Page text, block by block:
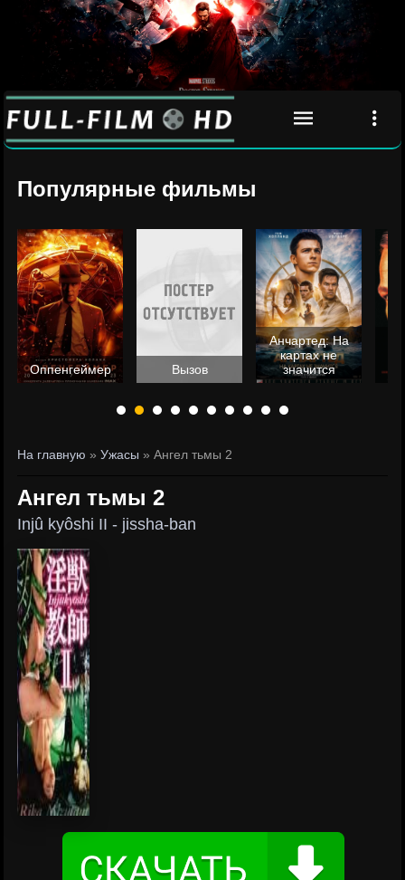
Популярные фильмы
Оппенгеймер Вызов
Анчартед: На
картах не
значится
На главную »Ужасы » Ангел тьмы 2
Ангел тьмы 2
Injû kyôshi II - jissha-ban